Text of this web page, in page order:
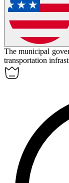
The municipal
transportation